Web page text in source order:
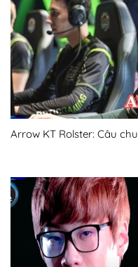
Arrow KT Rolster: Câu